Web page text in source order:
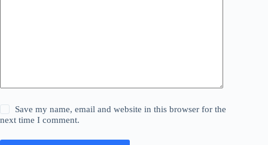
Save my name, email and website in this browser for the
next time I comment.